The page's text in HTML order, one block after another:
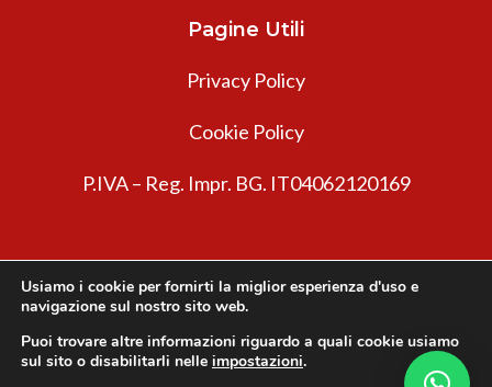
Pagine Utili
Privacy Policy
Cookie Policy
P.IVA – Reg. Impr. BG. IT04062120169
Innovea © 2026. Tutti i diritti riservati.
Usiamo i cookie per fornirti la miglior esperienza d'uso e
navigazione sul nostro sito web.
Puoi trovare altre informazioni riguardo a quali cookie usiamo
sul sito o disabilitarli nelle impostazioni.